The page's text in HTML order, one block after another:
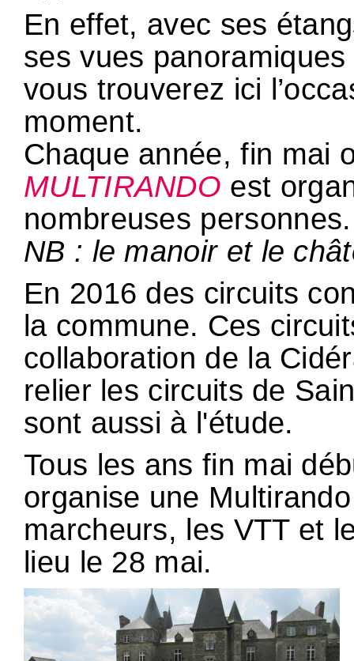
En effet, avec ses
ses vues
vous trouverez ici
moment.
Chaque année, fin mai
MULTIRANDO est
nombreuses personnes.
NB : le manoir et le
En 2016 des circuits
la commune. Ces
collaboration de la
relier les circuits de
sont aussi à l'étude.
Tous les ans fin mai
organise une
marcheurs, les VTT et
lieu le 28 mai.